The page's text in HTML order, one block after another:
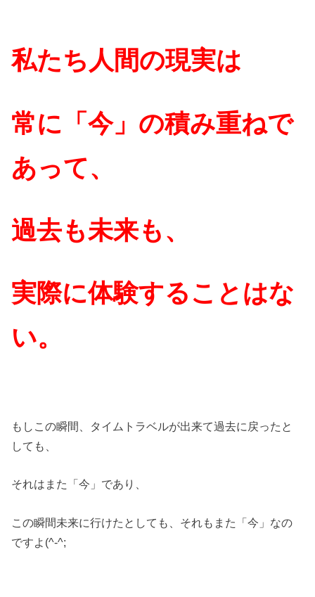
私たち人間の現実は
常に「今」の積み重ねで
あって、
過去も未来も、
実際に体験することはな
い。
もしこの瞬間、タイムトラベルが出来て過去に戻ったと
しても、
それはまた「今」であり、
この瞬間未来に行けたとしても、それもまた「今」なの
ですよ(^-^;